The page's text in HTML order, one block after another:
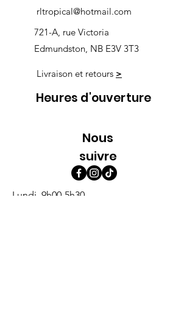
rltropical@hotmail.com
721-A, rue Victoria
Edmundston, NB E3V 3T3
Livraison et retours >
Heures d'ouverture
Nous
suivre
Lundi 9h00-5h30